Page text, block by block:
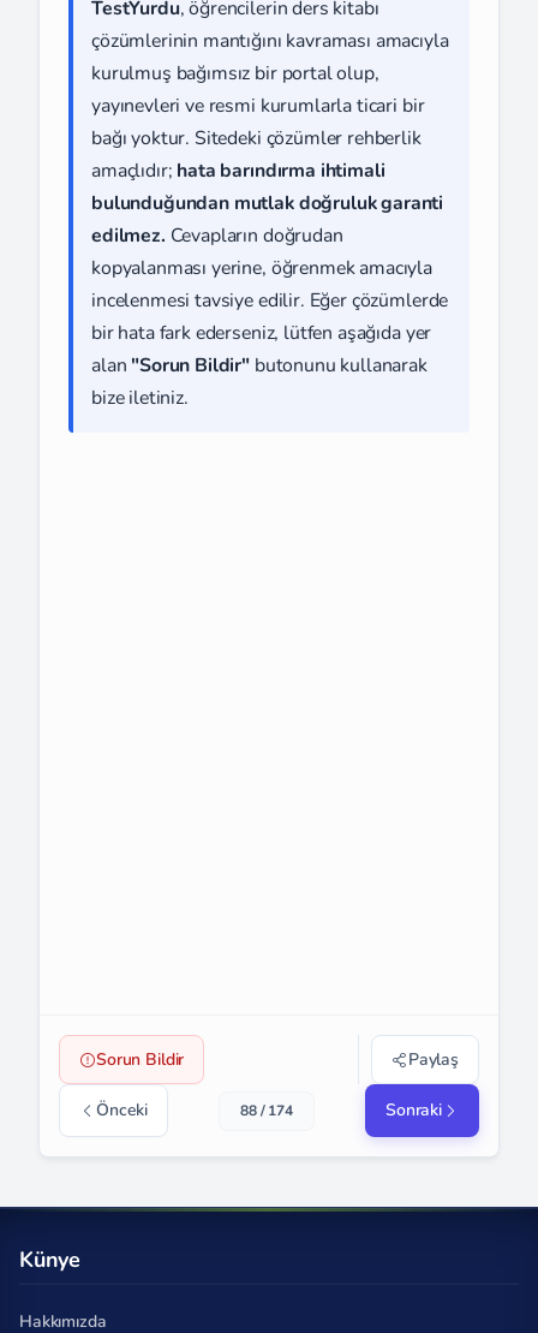
TestYurdu, öğrencilerin ders kitabı
çözümlerinin mantığını kavraması amacıyla
kurulmuş bağımsız bir portal olup,
yayınevleri ve resmi kurumlarla ticari bir
bağı yoktur. Sitedeki çözümler rehberlik
amaçlıdır; hata barındırma ihtimali
bulunduğundan mutlak doğruluk garanti
edilmez. Cevapların doğrudan
kopyalanması yerine, öğrenmek amacıyla
incelenmesi tavsiye edilir. Eğer çözümlerde
bir hata fark ederseniz, lütfen aşağıda yer
alan "Sorun Bildir" butonunu kullanarak
bize iletiniz.
Sorun Bildir Paylaş
Önceki 88 / 174 Sonraki
Künye
Hakkımızda